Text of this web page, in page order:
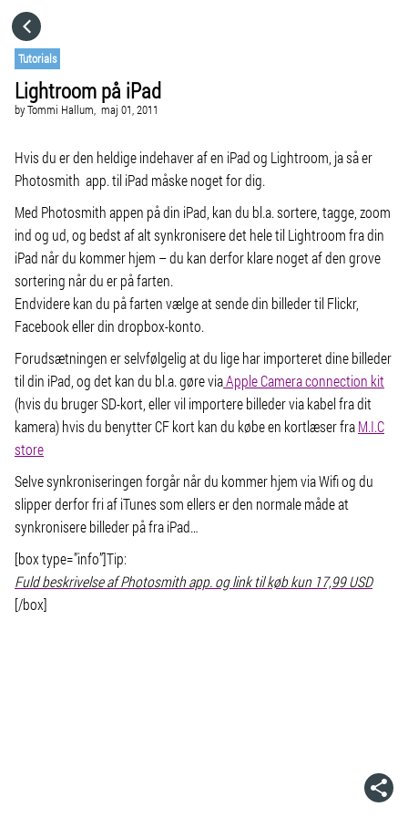
Tutorials
Lightroom på iPad
byTommi Hallum, maj 01, 2011
Hvis du er den heldige indehaver af en iPad og Lightroom, ja så er
Photosmith app. til iPad måske noget for dig.
Med Photosmith appen på din iPad, kan du bl.a. sortere, tagge, zoom
ind og ud, og bedst af alt synkronisere det hele til Lightroom fra din
iPad når du kommer hjem – du kan derfor klare noget af den grove
sortering når du er på farten.
Endvidere kan du på farten vælge at sende din billeder til Flickr,
Facebook eller din dropbox-konto.
Forudsætningen er selvfølgelig at du lige har importeret dine billeder
til din iPad, og det kan du bl.a. gøre viaApple Camera connection kit
(hvis du bruger SD-kort, eller vil importere billeder via kabel fra dit
kamera) hvis du benytter CF kort kan du købe en kortlæser fraM.I.C
store
Selve synkroniseringen forgår når du kommer hjem via Wifi og du
slipper derfor fri af iTunes som ellers er den normale måde at
synkronisere billeder på fra iPad…
[box type=”info”]Tip:
Fuld beskrivelse af Photosmith app. og link til køb kun 17,99 USD
[/box]
GO TO
VISIT WEBSITE